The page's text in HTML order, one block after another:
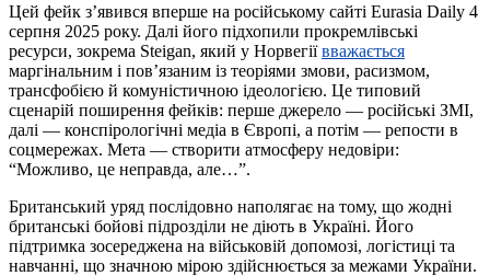
Цей фейк з’явився вперше на російському сайті Eurasia Daily 4
серпня 2025 року. Далі його підхопили прокремлівські
ресурси, зокрема Steigan, який у Норвегіївважається
маргінальним і пов’язаним із теоріями змови, расизмом,
трансфобією й комуністичною ідеологією. Це типовий
сценарій поширення фейків: перше джерело — російські ЗМІ,
далі — конспірологічні медіа в Європі, а потім — репости в
соцмережах. Мета — створити атмосферу недовіри:
“Можливо, це неправда, але…”.
Британський уряд послідовно наполягає на тому, що жодні
британські бойові підрозділи не діють в Україні. Його
підтримка зосереджена на військовій допомозі, логістиці та
навчанні, що значною мірою здійснюється за межами України.